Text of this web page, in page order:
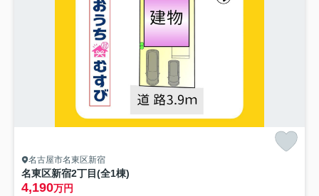
名古屋市名東区新宿
名東区新宿2丁目(全1棟)
4,190万円